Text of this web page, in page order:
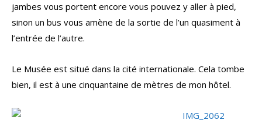
jambes vous portent encore vous pouvez y aller à pied,
sinon un bus vous amène de la sortie de l’un quasiment à
l’entrée de l’autre.
Le Musée est situé dans la cité internationale. Cela tombe
bien, il est à une cinquantaine de mètres de mon hôtel.